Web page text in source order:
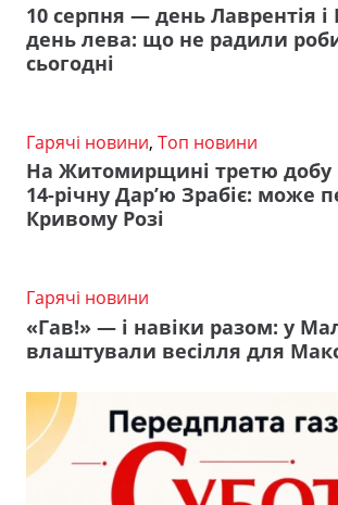
10 серпня — день Лаврентія і
день лева: що не радили
сьогодні
Гарячі новини, Топ новини
На Житомирщині третю
14-річну Дар’ю Зрабіє: може
Кривому Розі
Гарячі новини
«Гав!» — і навіки разом: у
влаштували весілля для